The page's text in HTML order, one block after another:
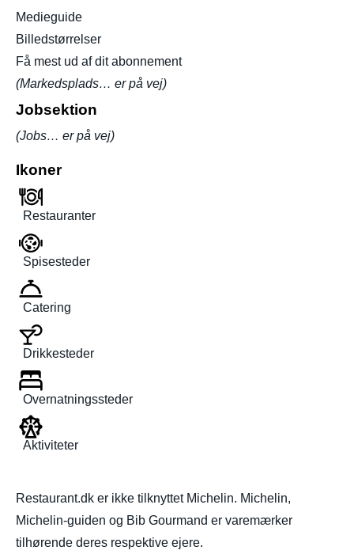
Medieguide
Billedstørrelser
Få mest ud af dit abonnement
(Markedsplads… er på vej)
Jobsektion
(Jobs… er på vej)
Ikoner
Restauranter
Spisesteder
Catering
Drikkesteder
Overnatningssteder
Aktiviteter
Restaurant.dk er ikke tilknyttet Michelin. Michelin,
Michelin-guiden og Bib Gourmand er varemærker
tilhørende deres respektive ejere.